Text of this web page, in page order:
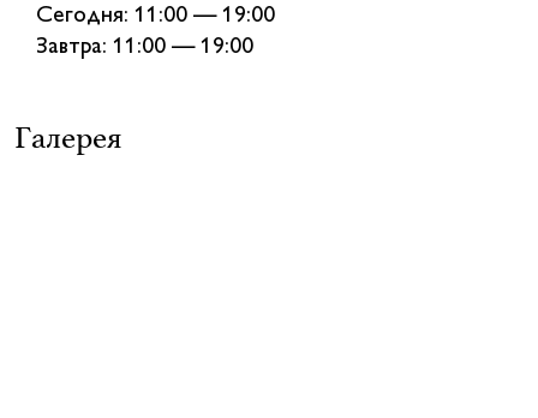
Сегодня: 11:00 — 19:00
Завтра: 11:00 — 19:00
Галерея